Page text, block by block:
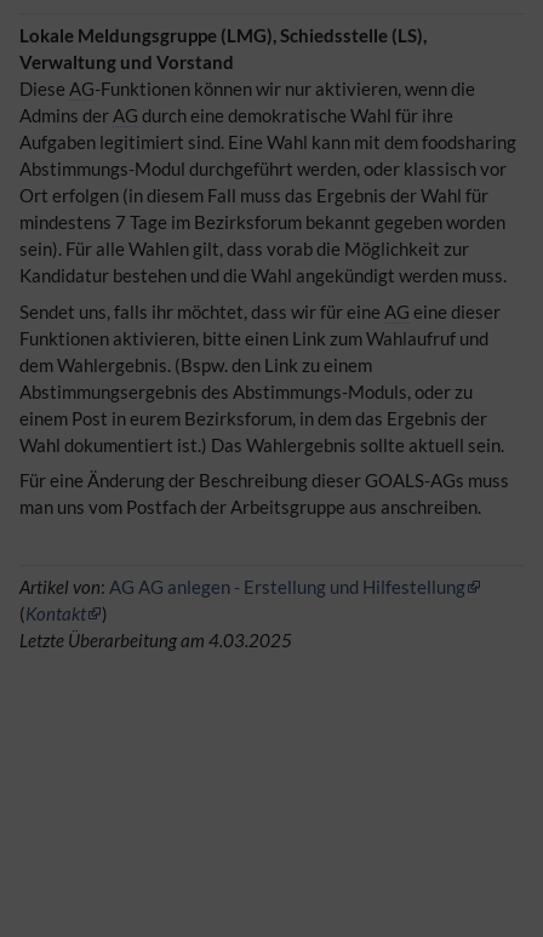
Lokale Meldungsgruppe (LMG), Schiedsstelle (LS),
Verwaltung und Vorstand
Diese AG-Funktionen können wir nur aktivieren, wenn die
Admins der AG durch eine demokratische Wahl für ihre
Aufgaben legitimiert sind. Eine Wahl kann mit dem foodsharing
Abstimmungs-Modul durchgeführt werden, oder klassisch vor
Ort erfolgen (in diesem Fall muss das Ergebnis der Wahl für
mindestens 7 Tage im Bezirksforum bekannt gegeben worden
sein). Für alle Wahlen gilt, dass vorab die Möglichkeit zur
Kandidatur bestehen und die Wahl angekündigt werden muss.
Sendet uns, falls ihr möchtet, dass wir für eine AG eine dieser
Funktionen aktivieren, bitte einen Link zum Wahlaufruf und
dem Wahlergebnis. (Bspw. den Link zu einem
Abstimmungsergebnis des Abstimmungs-Moduls, oder zu
einem Post in eurem Bezirksforum, in dem das Ergebnis der
Wahl dokumentiert ist.) Das Wahlergebnis sollte aktuell sein.
Für eine Änderung der Beschreibung dieser GOALS-AGs muss
man uns vom Postfach der Arbeitsgruppe aus anschreiben.
Artikel von: AG AG anlegen - Erstellung und Hilfestellung
(Kontakt
)
Letzte Überarbeitung am 4.03.2025